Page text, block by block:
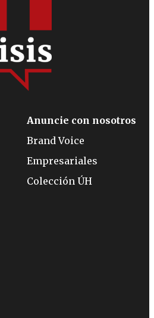
Anuncie con nosotros
Brand Voice
Empresariales
Colección ÚH